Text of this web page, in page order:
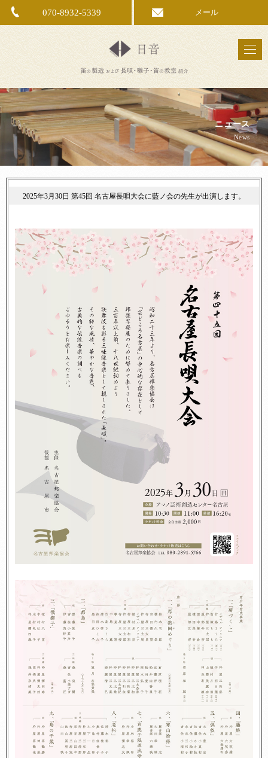
070-8932-5339 メール
ニュース
News
2025年3月30日 第45回 名古屋長唄大会に藍ノ会の先生が出演します。